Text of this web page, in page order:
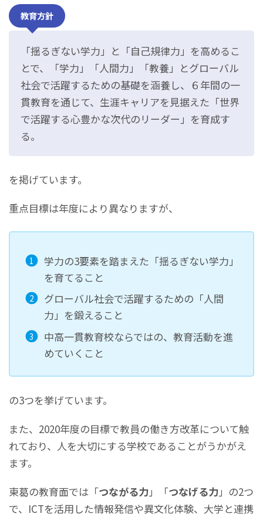
教育方針
「揺るぎない学力」と「自己規律力」を高めるこ
とで、「学力」「人間力」「教養」とグローバル
社会で活躍するための基礎を涵養し、６年間の一
貫教育を通じて、生涯キャリアを見据えた「世界
で活躍する心豊かな次代のリーダー」を育成す
る。
を掲げています。
重点目標は年度により異なりますが、
学力の3要素を踏まえた「揺るぎない学力」
を育てること
グローバル社会で活躍するための「人間
力」を鍛えること
中高一貫教育校ならではの、教育活動を進
めていくこと
の3つを挙げています。
また、2020年度の目標で教員の働き方改革について触
れており、人を大切にする学校であることがうかがえ
ます。
東葛の教育面では「つながる力」「つなげる力」の2つ
で、ICTを活用した情報発信や異文化体験、大学と連携